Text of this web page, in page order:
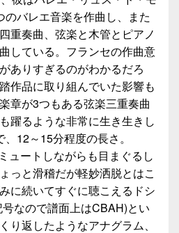
のバレエ音楽を作曲し、また
重奏曲、弦楽と木管とピアノ
している。フランセの作曲意
ありすぎるのがわかるだろ
作品に取り組んでいた影響も
章が3つもある弦楽三重奏曲
躍るような非常に生き生きし
12～15分程度の長さ。
ュートしながらも目まぐるし
っと滑稽だが軽妙洒脱とはこ
に続いてすぐに聴こえるドシ
なので譜面上はCBAH)とい
り返したようなアナグラム、